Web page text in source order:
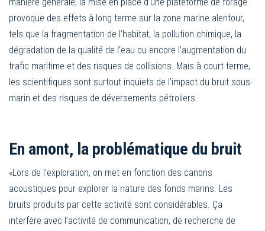
provoque des effets à long terme sur la zone marine alentour,
tels que la fragmentation de l’habitat, la pollution chimique, la
dégradation de la qualité de l’eau ou encore l’augmentation du
trafic maritime et des risques de collisions. Mais à court terme,
les scientifiques sont surtout inquiets de l’impact du bruit sous-
marin et des risques de déversements pétroliers.
En amont, la problématique du bruit
«Lors de l’exploration, on met en fonction des canons
acoustiques pour explorer la nature des fonds marins. Les
bruits produits par cette activité sont considérables. Ça
interfère avec l’activité de communication, de recherche de